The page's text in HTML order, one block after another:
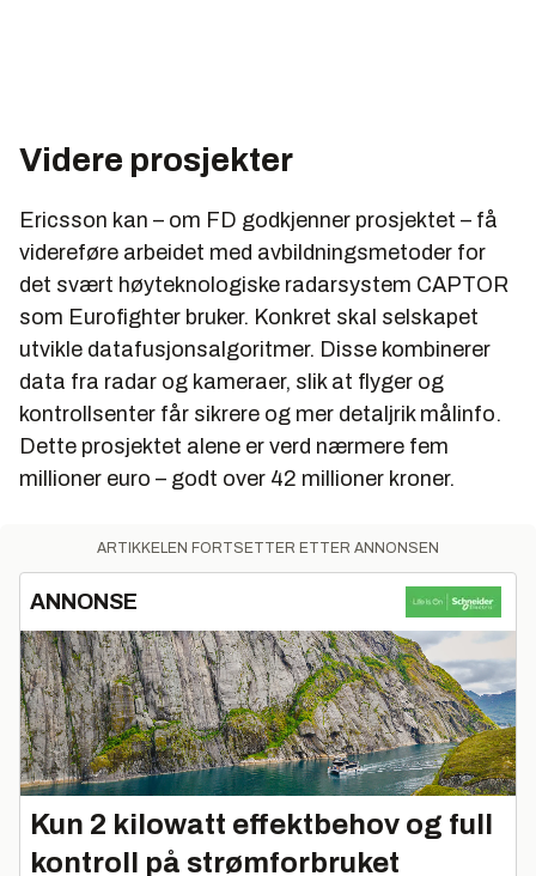
Videre prosjekter
Ericsson kan – om FD godkjenner prosjektet – få
videreføre arbeidet med avbildningsmetoder for
det svært høyteknologiske radarsystem CAPTOR
som Eurofighter bruker. Konkret skal selskapet
utvikle datafusjonsalgoritmer. Disse kombinerer
data fra radar og kameraer, slik at flyger og
kontrollsenter får sikrere og mer detaljrik målinfo.
Dette prosjektet alene er verd nærmere fem
millioner euro – godt over 42 millioner kroner.
ARTIKKELEN FORTSETTER ETTER ANNONSEN
ANNONSE
Kun 2 kilowatt effektbehov og full
kontroll på strømforbruket